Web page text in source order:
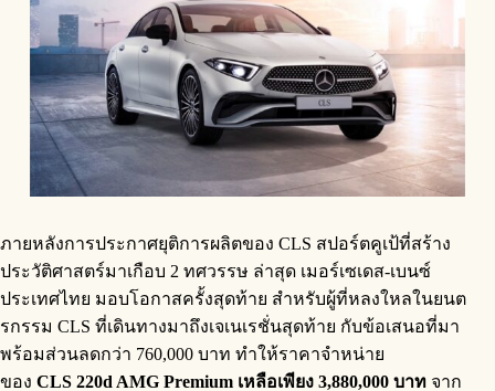
ภายหลังการประกาศยุติการผลิตของ CLS สปอร์ตคูเป้ที่สร้าง
ประวัติศาสตร์มาเกือบ 2 ทศวรรษ ล่าสุด เมอร์เซเดส-เบนซ์
ประเทศไทย มอบโอกาสครั้งสุดท้าย สำหรับผู้ที่หลงใหลในยนต
รกรรม CLS ที่เดินทางมาถึงเจเนเรชั่นสุดท้าย กับข้อเสนอที่มา
พร้อมส่วนลดกว่า 760,000 บาท ทำให้ราคาจำหน่าย
ของ CLS 220d AMG Premium เหลือเพียง 3,880,000 บาท จาก